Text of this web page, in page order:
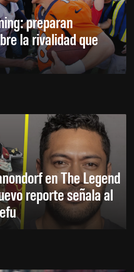
preparan
la rivalidad que
en The Legend
reporte señala al